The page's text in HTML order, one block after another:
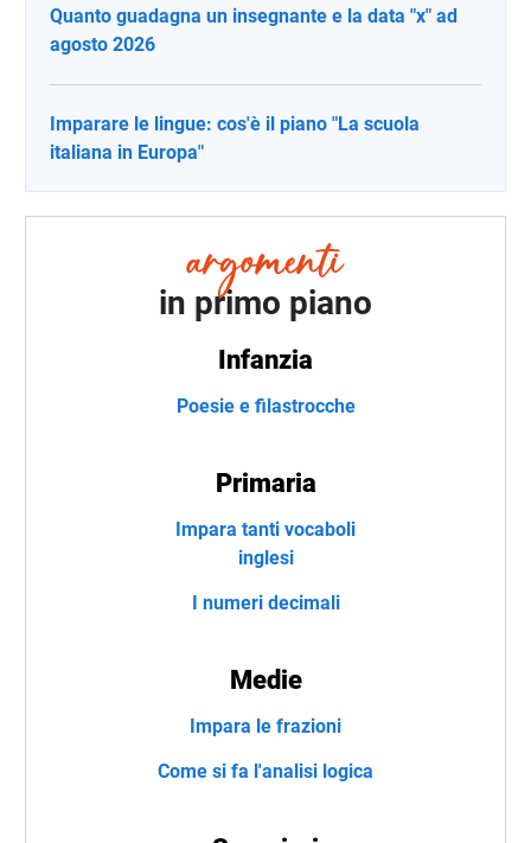
Quanto guadagna un insegnante e la data "x" ad
agosto 2026
Imparare le lingue: cos'è il piano "La scuola
italiana in Europa"
in primo piano
Infanzia
Poesie e filastrocche
Primaria
Impara tanti vocaboli
inglesi
I numeri decimali
Medie
Impara le frazioni
Come si fa l'analisi logica